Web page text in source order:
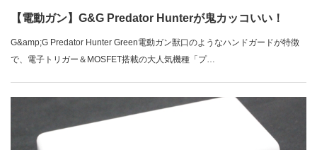
【電動ガン】G&G Predator Hunterが鬼カッコいい！
G&amp;G Predator Hunter Green電動ガン獣口のようなハンドガードが特徴
で、電子トリガー＆MOSFET搭載の大人気機種「プ…